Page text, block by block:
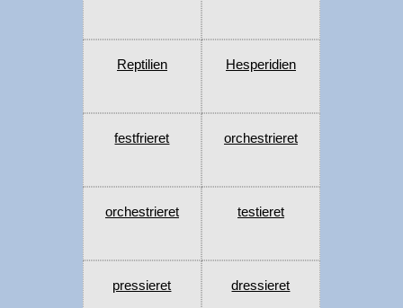
Reptilien Hesperidien
festfrieret orchestrieret
orchestrieret testieret
pressieret dressieret